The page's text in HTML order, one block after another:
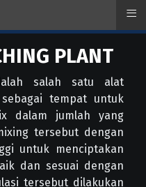
PLANT
salah satu alat
tempat untuk
dalam jumlah yang
tersebut dengan
untuk menciptakan
dan sesuai dengan
tersebut dilakukan
≡